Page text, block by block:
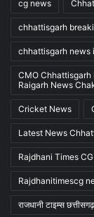
cg news
chhattisgarh
chhattisgarh news
CMO Chhattisgarh
Raigarh News
Cricket News
Latest News
Rajdhani Times CG
Rajdhanitimescg
राजधानी टाइम्स